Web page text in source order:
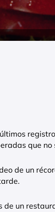
que
de un
de un